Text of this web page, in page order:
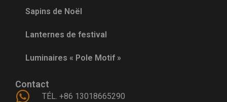
Sapins de Noël
Lanternes de festival
Luminaires « Pole Motif »
Contact
TÉL. +86 13018665290